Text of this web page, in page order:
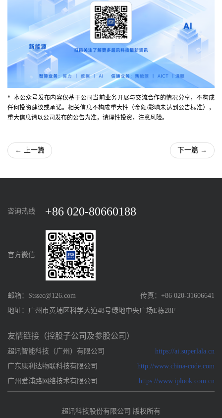
* 本公众号发布内容仅基于公司当前业务开展与交流合作的情况分享，不构成
任何投资建议或承诺。相关信息不构成重大性（金额/影响未达到公告标准），
重大信息请以公司发布的公告为准，请理性投资，注意风险。
← 上一篇 下一篇 →
咨询热线 +86 020-80660188
官方微信
邮箱：Stssec@126.com
传真：+86 020-31606641
地址：广州市黄埔区科学大道48号绿地中央广场E栋28F
友情链接（控股子公司及参股公司）
超讯智能科技（广州）有限公司
https://ai.superlala.cn
广东康利达物联科技有限公司
http://www.china-code.com
广州爱浦路网络技术有限公司
https://www.iplook.com.cn
超讯科技股份有限公司 版权所有